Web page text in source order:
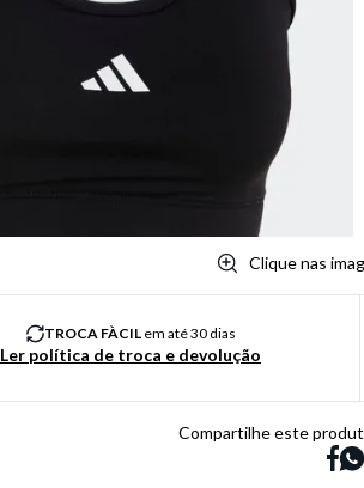
Clique nas
TROCA FÀCILem até 30 dias
Ler política de troca e devolução
Compartilhe este